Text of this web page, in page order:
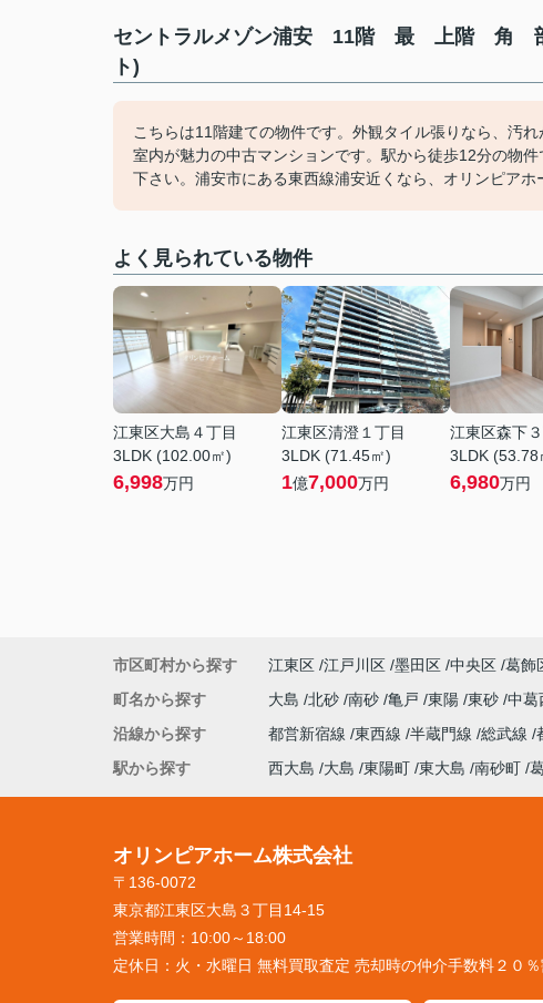
セントラルメゾン浦安 11階 最 上階 角 部
ト)
こちらは11階建ての物件です。外観タイル張りなら、汚
室内が魅力の中古マンションです。駅から徒歩12分の物
下さい。浦安市にある東西線浦安近くなら、オリンピアホ
よく見られている物件
江東区大島４丁目
3LDK (102.00㎡)
6,998万円
江東区清澄１丁目
3LDK (71.45㎡)
1億7,000万円
江東区森下
3LDK (53.78
6,980万円
市区町村から探す 江東区 江戸川区 墨田区 中央区 葛飾
町名から探す
大島 北砂 南砂 亀戸 東陽 東砂 中葛
沿線から探す
都営新宿線 東西線 半蔵門線 総武線
駅から探す
西大島 大島 東陽町 東大島 南砂町
オリンピアホーム株式会社
〒136-0072
東京都江東区大島３丁目14-15
営業時間： 10:00～18:00
定休日： 火・水曜日 無料買取査定 売却時の仲介手数料２０